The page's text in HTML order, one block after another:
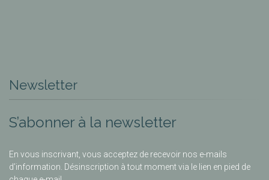
Newsletter
S’abonner à la newsletter
En vous inscrivant, vous acceptez de recevoir nos e-mails
d’information. Désinscription à tout moment via le lien en pied de